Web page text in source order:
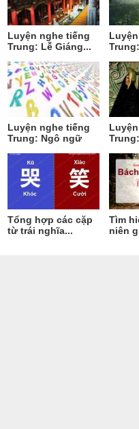
Luyện nghe tiếng
Trung: Lễ Giáng...
Luyện nghe tiếng
Trung: Ngô ngữ
Tổng hợp các cặp
từ trái nghĩa...
Tìm
niên